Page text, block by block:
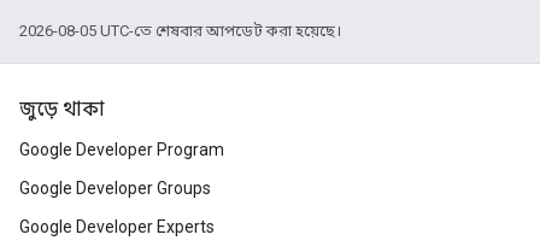
2026-08-05 UTC-তে শেষবার আপডেট করা হয়েছে।
জুড়ে থাকা
Google Developer Program
Google Developer Groups
Google Developer Experts